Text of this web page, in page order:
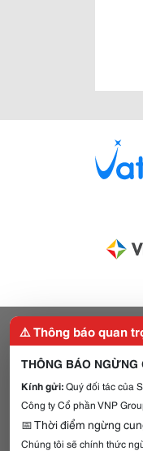
⚠️ Thông báo quan
THÔNG BÁO NGỪNG
Kính gửi:Quý đối tác của
Công ty Cổ phần VNP
📅 Thời điểm ngừng
Chúng tôi sẽ chính thức